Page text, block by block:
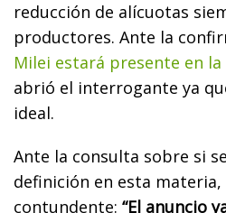
reducción de alícuotas
productores. Ante la
Milei estará presente en la
abrió el interrogante ya
ideal.
Ante la consulta sobre si
definición en esta
contundente: “El anuncio